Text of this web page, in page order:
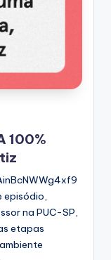
100%
episódio,
na PUC-SP,
etapas